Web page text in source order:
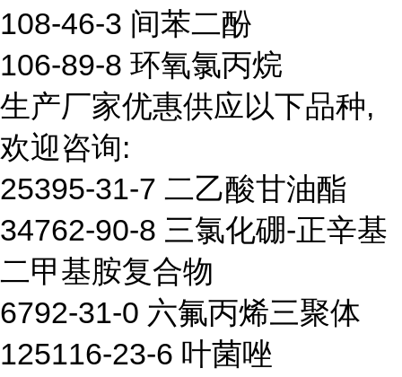
108-46-3 间苯二酚
106-89-8 环氧氯丙烷
生产厂家优惠供应以下品种,
欢迎咨询:
25395-31-7 二乙酸甘油酯
34762-90-8 三氯化硼-正辛基
二甲基胺复合物
6792-31-0 六氟丙烯三聚体
125116-23-6 叶菌唑